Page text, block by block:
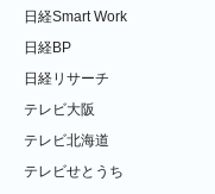
日経Smart Work
日経BP
日経リサーチ
テレビ大阪
テレビ北海道
テレビせとうち